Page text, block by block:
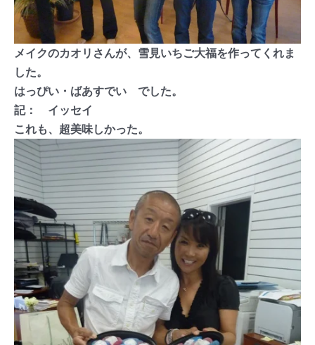
メイクのカオリさんが、雪見いちご大福を作ってくれま
した。
はっぴい・ばあすでい でした。
記： イッセイ
これも、超美味しかった。